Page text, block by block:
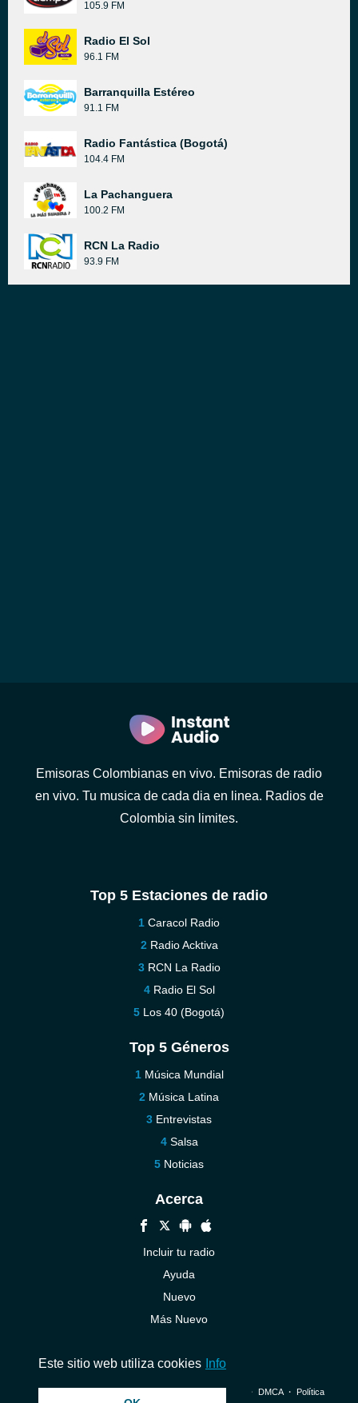
105.9 FM
Radio El Sol
96.1 FM
Barranquilla Estéreo
91.1 FM
Radio Fantástica (Bogotá)
104.4 FM
La Pachanguera
100.2 FM
RCN La Radio
93.9 FM
Emisoras Colombianas en vivo. Emisoras de radio
en vivo. Tu musica de cada dia en linea. Radios de
Colombia sin limites.
Top 5 Estaciones de radio
Caracol Radio
Radio Acktiva
RCN La Radio
Radio El Sol
Los 40 (Bogotá)
Top 5 Géneros
Música Mundial
Música Latina
Entrevistas
Salsa
Noticias
Acerca
Incluir tu radio
Ayuda
Nuevo
Más Nuevo
© 2026 InstantAudio. Reservados todos los derechos. ・ DMCA・ Política
Este sitio web utiliza cookies Info